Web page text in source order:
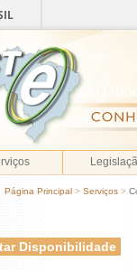
Página Principal > Serviços >
Disponibilidade